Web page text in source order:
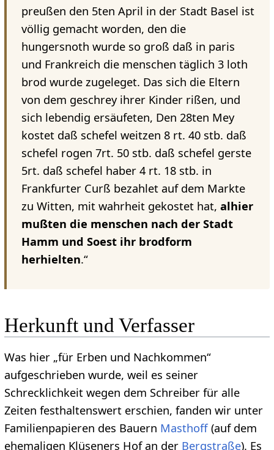
preußen den 5ten April in der Stadt Basel ist
völlig gemacht worden, den die
hungersnoth wurde so groß daß in paris
und Frankreich die menschen täglich 3 loth
brod wurde zugeleget. Das sich die Eltern
von dem geschrey ihrer Kinder rißen, und
sich lebendig ersäufeten, Den 28ten Mey
kostet daß schefel weitzen 8 rt. 40 stb. daß
schefel rogen 7rt. 50 stb. daß schefel gerste
5rt. daß schefel haber 4 rt. 18 stb. in
Frankfurter Curß bezahlet auf dem Markte
zu Witten, mit wahrheit gekostet hat, alhier
mußten die menschen nach der Stadt
Hamm und Soest ihr brodform
herhielten.“
Herkunft und Verfasser
Was hier „für Erben und Nachkommen“
aufgeschrieben wurde, weil es seiner
Schrecklichkeit wegen dem Schreiber für alle
Zeiten festhaltenswert erschien, fanden wir unter
Familienpapieren des Bauern Masthoff(auf dem
ehemaligen Klüseners Hof an der Bergstraße). Es